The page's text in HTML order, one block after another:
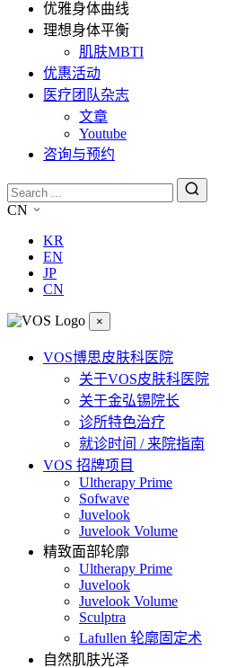
优雅身体曲线
理想身体平衡
肌肤MBTI
优惠活动
医疗团队杂志
文章
Youtube
咨询与预约
CN
KR
EN
JP
CN
×
VOS博思皮肤科医院
关于VOS皮肤科医院
关于金弘锡院长
诊所特色治疗
就诊时间 / 来院指南
VOS 招牌项目
Ultherapy Prime
Sofwave
Juvelook
Juvelook Volume
精致面部轮廓
Ultherapy Prime
Juvelook
Juvelook Volume
Sculptra
Lafullen 轮廓固定术
自然肌肤光泽